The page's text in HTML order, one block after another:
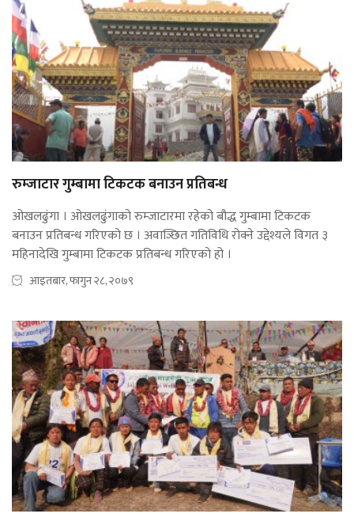
रुम्जाटार गुम्बामा टिकटक बनाउन प्रतिबन्ध
ओखलढुंगा । ओखलढुंगाको रुम्जाटारमा रहेको बौद्ध गुम्बामा टिकटक
बनाउन प्रतिबन्ध गरिएको छ । अवाञ्छित गतिविधि रोक्ने उद्देश्यले विगत ३
महिनादेखि गुम्बामा टिकटक प्रतिबन्ध गरिएको हो ।
आइतबार, फागुन २८, २०७९